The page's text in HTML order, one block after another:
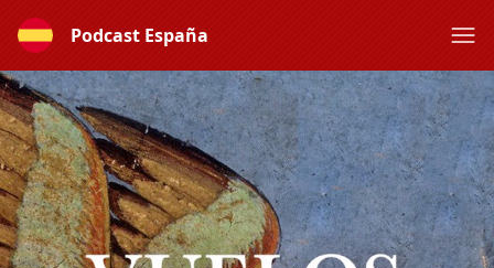
Podcast España